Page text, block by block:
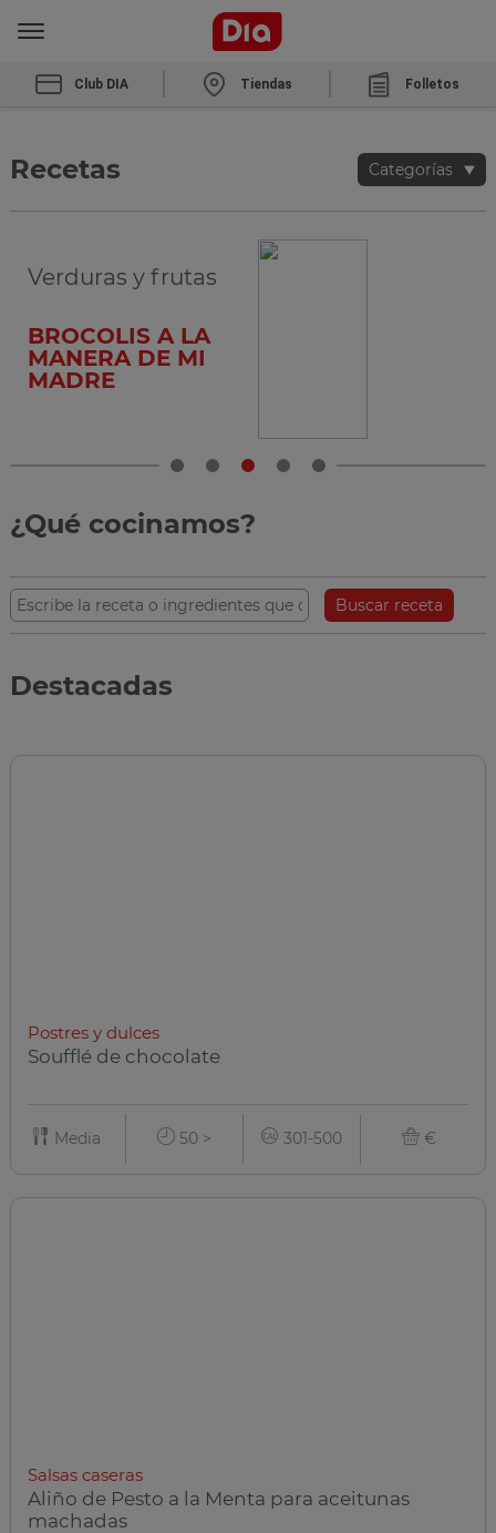
Club DIA Tiendas Folletos
Recetas Categorías
Verduras y frutas
BROCOLIS A LA
MANERA DE MI
MADRE
¿Qué cocinamos?
Buscar receta
Destacadas
Postres y dulces
Soufflé de chocolate
Media 50 > 301-500 €
Salsas caseras
Aliño de Pesto a la Menta para aceitunas
machadas